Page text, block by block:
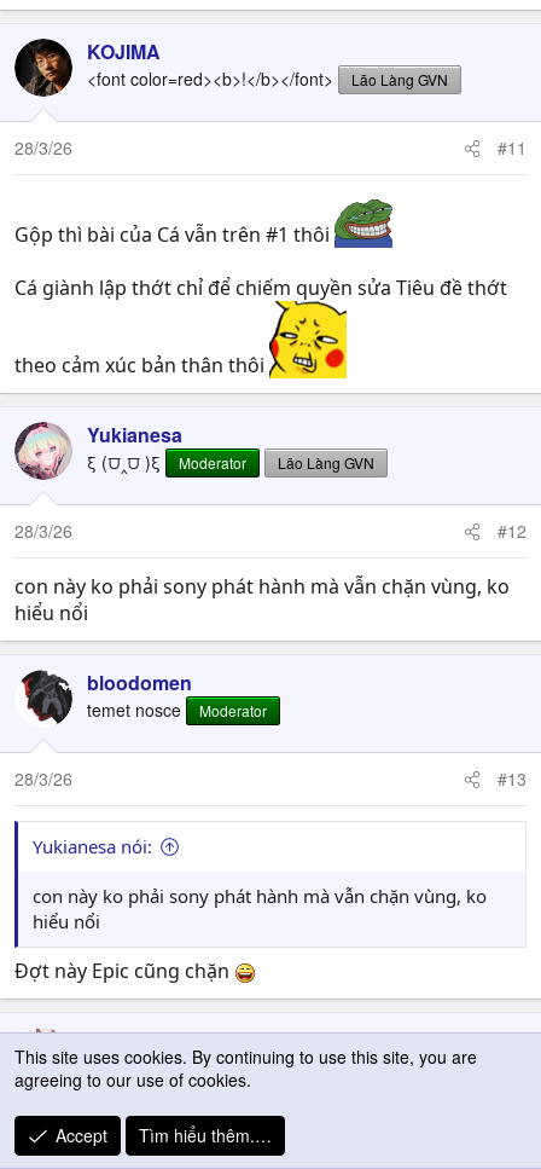
KOJIMA
<font color=red><b>!</b></font> Lão Làng GVN
28/3/26 #11
Gộp thì bài của Cá vẫn trên #1 thôi
Cá giành lập thớt chỉ để chiếm quyền sửa Tiêu đề thớt
theo cảm xúc bản thân thôi
Yukianesa
ξ (⩌‸⩌ )ξ Moderator Lão Làng GVN
28/3/26 #12
con này ko phải sony phát hành mà vẫn chặn vùng, ko
hiểu nổi
bloodomen
temet nosce Moderator
28/3/26 #13
Yukianesa nói:
con này ko phải sony phát hành mà vẫn chặn vùng, ko
hiểu nổi
Đợt này Epic cũng chặn
dambut89
Gordon "λ-2" Freeman Lão Làng GVN
28/3/26
This site uses cookies. By continuing to use this site, you are
agreeing to our use of cookies.
Accept Tìm hiểu thêm.…